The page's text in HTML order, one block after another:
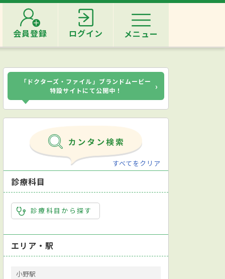
会員登録 ログイン メニュー
「ドクターズ・ファイル」ブランドムービー
特設サイトにて公開中！
›
すべてをクリア
診療科目
診療科目から探す
エリア・駅
小野駅